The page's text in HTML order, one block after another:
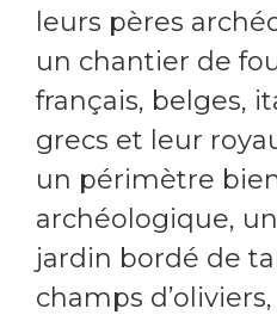
leurs pères
un chantier de
français, belges,
grecs et leur
un périmètre
archéologique,
jardin bordé de
champs